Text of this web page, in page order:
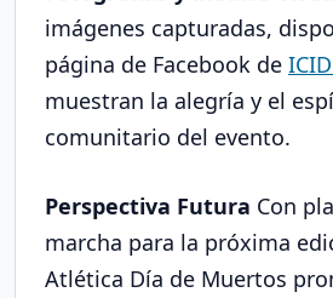
imágenes capturadas,
página de Facebook de
muestran la alegría y el
comunitario del evento.
Perspectiva Futura Con
marcha para la próxima
Atlética Día de Muertos